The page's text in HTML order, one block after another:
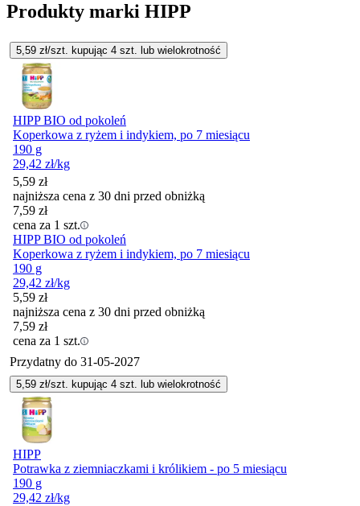
Produkty marki HIPP
5,59 zł/szt. kupując 4 szt. lub wielokrotność
HIPP BIO od pokoleń
Koperkowa z ryżem i indykiem, po 7 miesiącu
190 g
29,42 zł/kg
5,59 zł
najniższa cena z 30 dni przed obniżką
7,59 zł
cena za 1 szt.
HIPP BIO od pokoleń
Koperkowa z ryżem i indykiem, po 7 miesiącu
190 g
29,42 zł/kg
5,59 zł
najniższa cena z 30 dni przed obniżką
7,59 zł
cena za 1 szt.
Przydatny do 31-05-2027
5,59 zł/szt. kupując 4 szt. lub wielokrotność
HIPP
Potrawka z ziemniaczkami i królikiem - po 5 miesiącu
190 g
29,42 zł/kg